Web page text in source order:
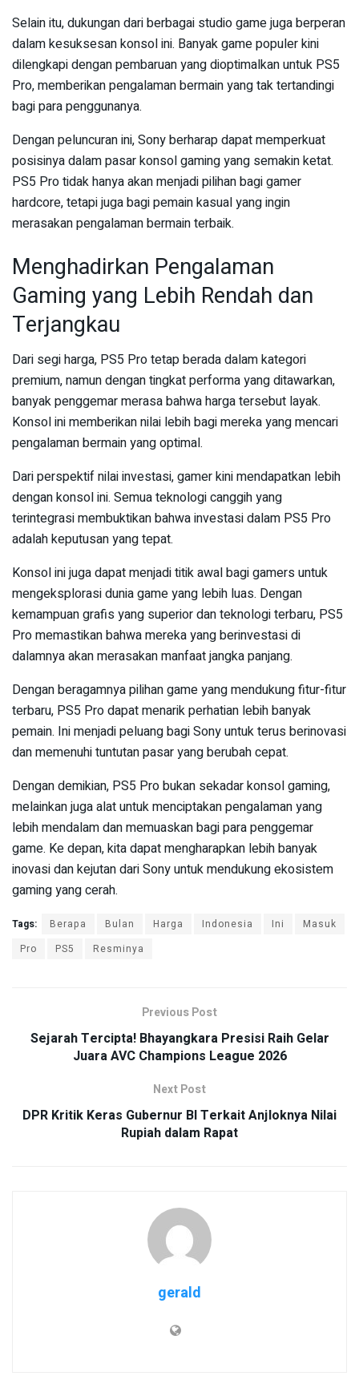
Selain itu, dukungan dari berbagai studio game juga berperan
dalam kesuksesan konsol ini. Banyak game populer kini
dilengkapi dengan pembaruan yang dioptimalkan untuk PS5
Pro, memberikan pengalaman bermain yang tak tertandingi
bagi para penggunanya.
Dengan peluncuran ini, Sony berharap dapat memperkuat
posisinya dalam pasar konsol gaming yang semakin ketat.
PS5 Pro tidak hanya akan menjadi pilihan bagi gamer
hardcore, tetapi juga bagi pemain kasual yang ingin
merasakan pengalaman bermain terbaik.
Menghadirkan Pengalaman
Gaming yang Lebih Rendah dan
Terjangkau
Dari segi harga, PS5 Pro tetap berada dalam kategori
premium, namun dengan tingkat performa yang ditawarkan,
banyak penggemar merasa bahwa harga tersebut layak.
Konsol ini memberikan nilai lebih bagi mereka yang mencari
pengalaman bermain yang optimal.
Dari perspektif nilai investasi, gamer kini mendapatkan lebih
dengan konsol ini. Semua teknologi canggih yang
terintegrasi membuktikan bahwa investasi dalam PS5 Pro
adalah keputusan yang tepat.
Konsol ini juga dapat menjadi titik awal bagi gamers untuk
mengeksplorasi dunia game yang lebih luas. Dengan
kemampuan grafis yang superior dan teknologi terbaru, PS5
Pro memastikan bahwa mereka yang berinvestasi di
dalamnya akan merasakan manfaat jangka panjang.
Dengan beragamnya pilihan game yang mendukung fitur-fitur
terbaru, PS5 Pro dapat menarik perhatian lebih banyak
pemain. Ini menjadi peluang bagi Sony untuk terus berinovasi
dan memenuhi tuntutan pasar yang berubah cepat.
Dengan demikian, PS5 Pro bukan sekadar konsol gaming,
melainkan juga alat untuk menciptakan pengalaman yang
lebih mendalam dan memuaskan bagi para penggemar
game. Ke depan, kita dapat mengharapkan lebih banyak
inovasi dan kejutan dari Sony untuk mendukung ekosistem
gaming yang cerah.
Tags: Berapa Bulan Harga Indonesia Ini
Masuk
Pro
PS5 Resminya
Previous Post
Sejarah Tercipta! Bhayangkara Presisi Raih Gelar
Juara AVC Champions League 2026
Next Post
DPR Kritik Keras Gubernur BI Terkait Anjloknya Nilai
Rupiah dalam Rapat
gerald